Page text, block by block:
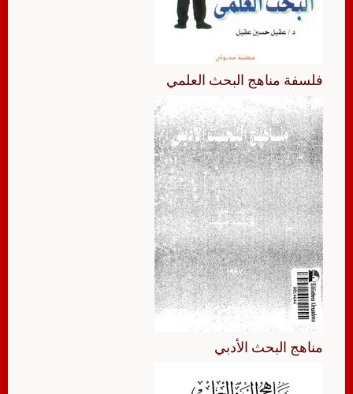
فلسفة مناهج البحث العلمي
مناهج البحث الأدبي